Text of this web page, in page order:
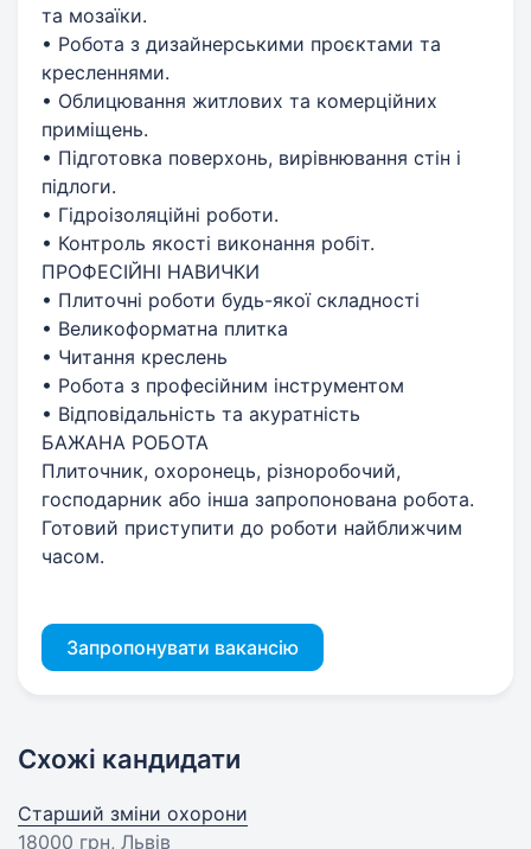
та мозаїки.
• Робота з дизайнерськими проєктами та
кресленнями.
• Облицювання житлових та комерційних
приміщень.
• Підготовка поверхонь, вирівнювання стін і
підлоги.
• Гідроізоляційні роботи.
• Контроль якості виконання робіт.
ПРОФЕСІЙНІ НАВИЧКИ
• Плиточні роботи будь-якої складності
• Великоформатна плитка
• Читання креслень
• Робота з професійним інструментом
• Відповідальність та акуратність
БАЖАНА РОБОТА
Плиточник, охоронець, різноробочий,
господарник або інша запропонована робота.
Готовий приступити до роботи найближчим
часом.
Запропонувати вакансію
Схожі кандидати
Старший зміни охорони
18000 грн, Львів